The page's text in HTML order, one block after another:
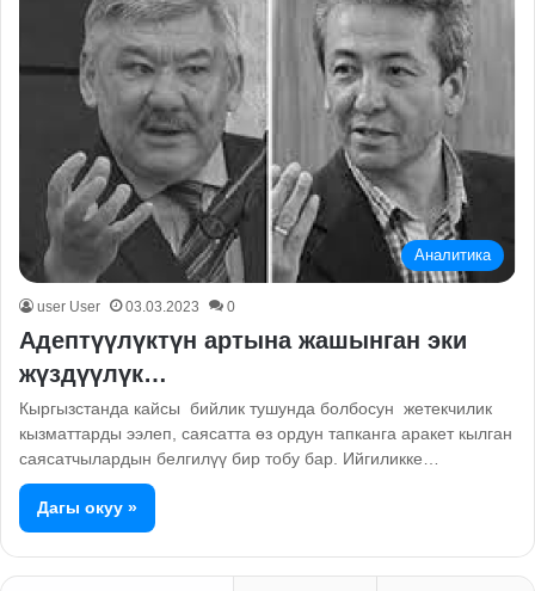
Аналитика
user User 03.03.2023 0
Адептүүлүктүн артына жашынган эки
жүздүүлүк…
Кыргызстанда кайсы бийлик тушунда болбосун жетекчилик
кызматтарды ээлеп, саясатта өз ордун тапканга аракет кылган
саясатчылардын белгилүү бир тобу бар. Ийгиликке…
Дагы окуу »